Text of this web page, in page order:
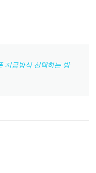
지급방식 선택하는 방